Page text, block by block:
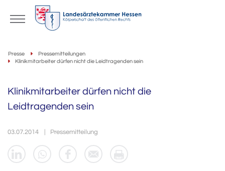
Presse
Pressemitteilungen
Klinikmitarbeiter dürfen nicht die Leidtragenden sein
Klinikmitarbeiter dürfen nicht die
Leidtragenden sein
03.07.2014 Pressemitteilung